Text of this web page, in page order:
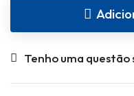
Tenho uma